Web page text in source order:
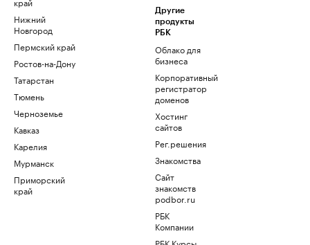
Нижний
Новгород
Пермский край
Ростов-на-Дону
Татарстан
Тюмень
Черноземье
Кавказ
Карелия
Мурманск
Приморский
край
Другие
продукты
РБК
Облако для
бизнеса
Корпоративный
регистратор
доменов
Хостинг
сайтов
Рег.решения
Знакомства
Сайт
знакомств
podbor.ru
РБК
Компании